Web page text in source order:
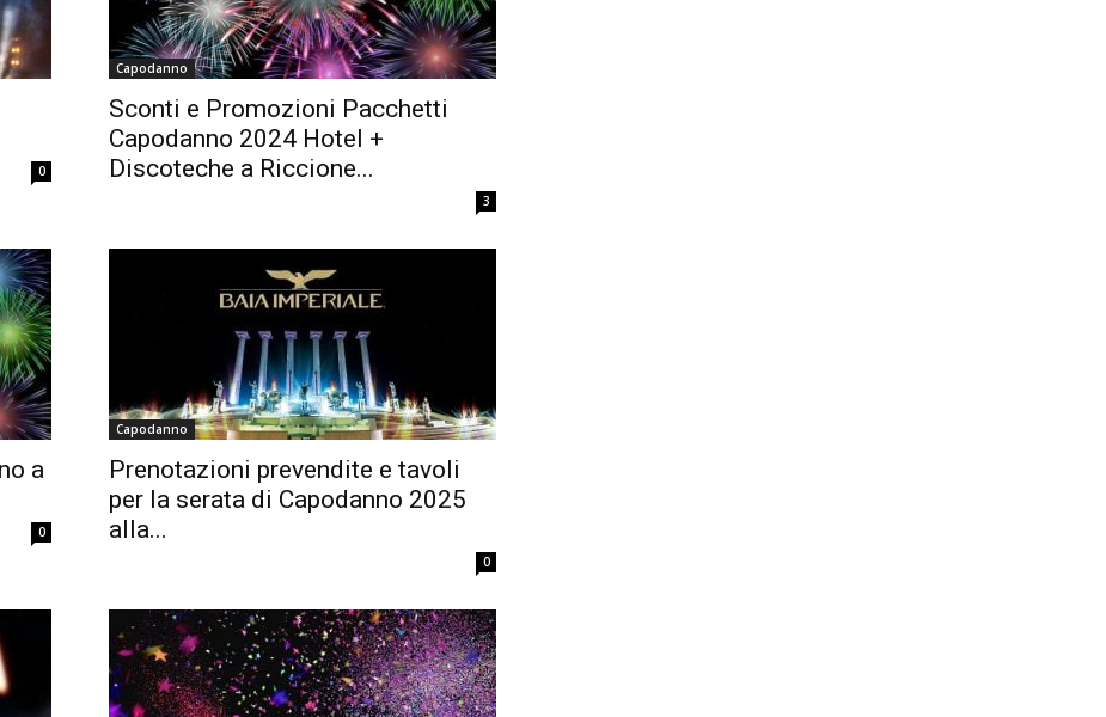
0
Capodanno
Sconti e Promozioni Pacchetti
Capodanno 2024 Hotel +
Discoteche a Riccione...
3
a
0
Capodanno
Prenotazioni prevendite e tavoli
per la serata di Capodanno 2025
alla...
0